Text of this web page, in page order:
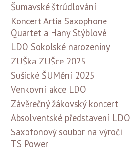
Šumavské štrúdlování
Koncert Artia Saxophone
Quartet a Hany Stýblové
LDO Sokolské narozeniny
ZUŠka ZUŠce 2025
Sušické ŠUMění 2025
Venkovní akce LDO
Závěrečný žákovský koncert
Absolventské představení LDO
Saxofonový soubor na výročí
TS Power